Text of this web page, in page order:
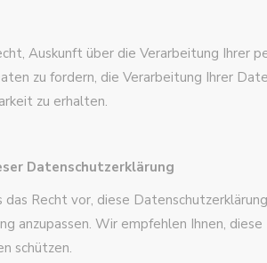
Auskunft über die Verarbeitung Ihrer
zu fordern, die Verarbeitung Ihrer
zu erhalten.
Datenschutzerklärung
Recht vor, diese
anzupassen. Wir empfehlen Ihnen,
schützen.